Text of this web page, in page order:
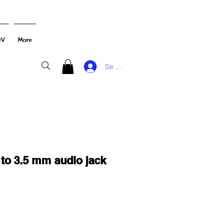
More
Se connecter
3.5 mm audio jack